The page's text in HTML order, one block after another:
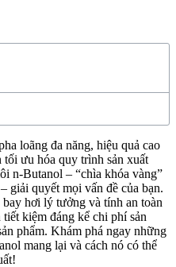
loãng đa năng, hiệu quả cao
ưu hóa quy trình sản xuất
n-Butanol – “chìa khóa vàng”
giải quyết mọi vấn đề của bạn.
hơi lý tưởng và tính an toàn
kiệm đáng kể chi phí sản
phẩm. Khám phá ngay những
mang lại và cách nó có thể